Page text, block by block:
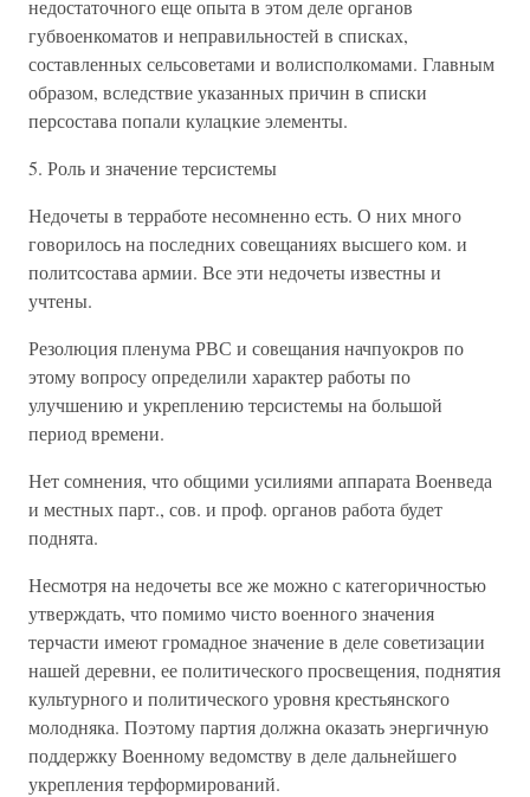
недостаточного еще опыта в этом деле органов
губвоенкоматов и неправильностей в списках,
составленных сельсоветами и волисполкомами. Главным
образом, вследствие указанных причин в списки
персостава попали кулацкие элементы.
5. Роль и значение терсистемы
Недочеты в терработе несомненно есть. О них много
говорилось на последних совещаниях высшего ком. и
политсостава армии. Все эти недочеты известны и
учтены.
Резолюция пленума РВС и совещания начпуокров по
этому вопросу определили характер работы по
улучшению и укреплению терсистемы на большой
период времени.
Нет сомнения, что общими усилиями аппарата Военведа
и местных парт., сов. и проф. органов работа будет
поднята.
Несмотря на недочеты все же можно с категоричностью
утверждать, что помимо чисто военного значения
терчасти имеют громадное значение в деле советизации
нашей деревни, ее политического просвещения, поднятия
культурного и политического уровня крестьянского
молодняка. Поэтому партия должна оказать энергичную
поддержку Военному ведомству в деле дальнейшего
укрепления терформирований.